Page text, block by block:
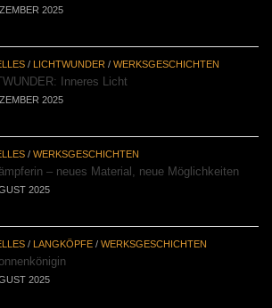
2025
/ LICHTWUNDER / WERKSGESCHICHTEN
Inneres Licht
2025
/ WERKSGESCHICHTEN
– neues Material, neue Möglichkeiten
2025
/ LANGKÖPFE / WERKSGESCHICHTEN
2025